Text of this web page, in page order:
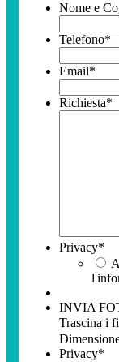
Nome e
Telefono*
Email*
Richiesta*
Privacy*
INVIA
Trascina i
Privacy*